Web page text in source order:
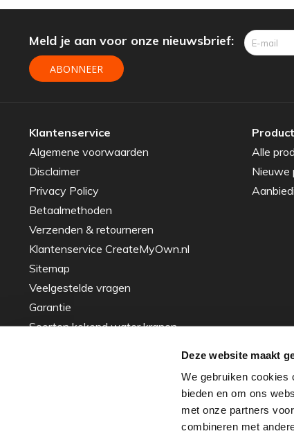
Deze website maakt
We gebruiken cookies
bieden en om ons
met onze partners
combineren met
34x40 en
Meld je aan voor onze nieuwsbrief:
ABONNEER
Klantenservice
Algemene voorwaarden
Disclaimer
Privacy Policy
Betaalmethoden
Verzenden & retourneren
Klantenservice CreateMyOwn.nl
Sitemap
Veelgestelde vragen
Garantie
Soorten kokend water kranen
Alle
Nieuwe